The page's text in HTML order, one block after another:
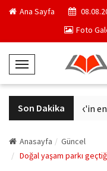
Ana Sayfa
Foto
T
o
g
g
e
N
Son Dakika
Philip K. Dick'in en
Anasayfa
Güncel
Doğal yaşam parkı